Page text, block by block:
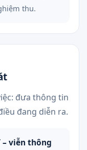
thu.
đưa thông tin
đang diễn ra.
– viễn thông